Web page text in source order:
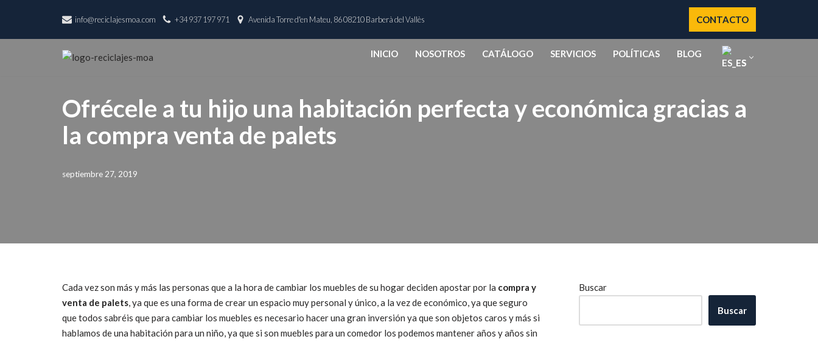
info@reciclajesmoa.com +34 937 197 971 Avenida Torre d'en Mateu, 86 08210 Barberà del Vallès CONTACTO
INICIO NOSOTROS CATÁLOGO SERVICIOS POLÍTICAS
BLOG
ES
Ofrécele a tu hijo una habitación perfecta y económica gracias a
la compra venta de palets
septiembre 27, 2019
Cada vez son más y más las personas que a la hora de cambiar los muebles de su hogar deciden apostar por la compra y
venta de palets, ya que es una forma de crear un espacio muy personal y único, a la vez de económico, ya que seguro
que todos sabréis que para cambiar los muebles es necesario hacer una gran inversión ya que son objetos caros y más si
hablamos de una habitación para un niño, ya que si son muebles para un comedor los podemos mantener años y años sin
Buscar
Buscar